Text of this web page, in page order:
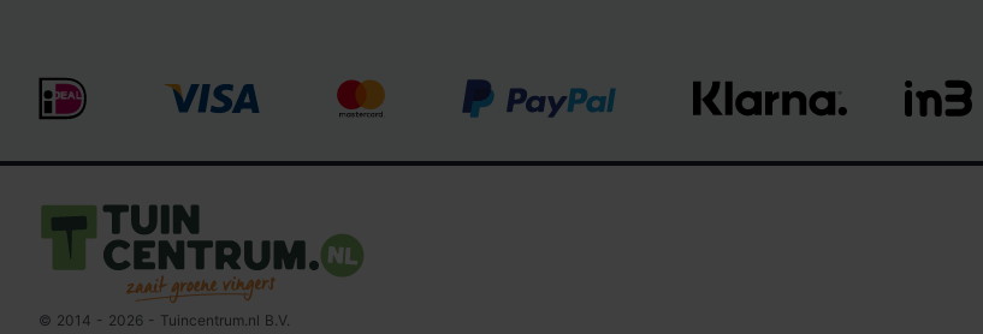
Logo Tuincentrum.nl
© 2014 - 2026 - Tuincentrum.nl B.V.